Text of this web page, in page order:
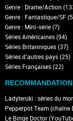
Genre : Drame/Action
Genre : Fantastique/SF
Genre : Mini-série (7)
Séries Américaines (94)
Séries Britanniques (37)
Séries d'autres pays (25)
Séries Françaises (22)
Ladyteruki : séries du
Pepperpot Team (chaîne
Le Binge Doctor